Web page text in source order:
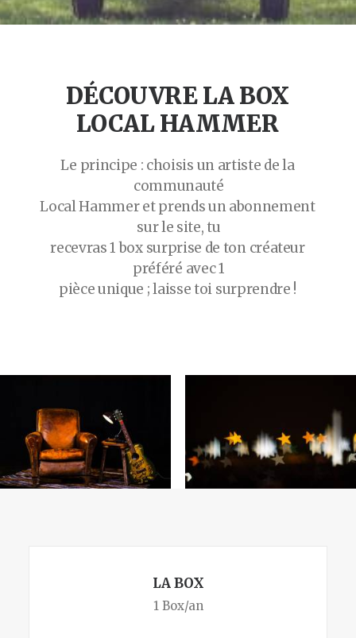
DÉCOUVRE LABOX
LOCAL HAMMER
Le principe : choisis un artiste dela
communauté
LocalHammer et prendsun abonnement
surle site, tu
recevras1 box surprise de ton créateur
préféré avec1
pièceunique ;laisse toi surprendre !
LA BOX
1 Box/an